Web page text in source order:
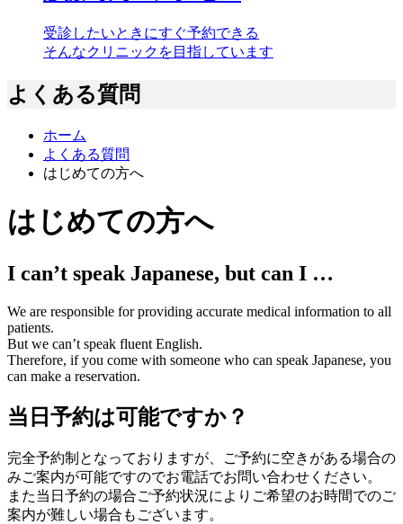
受診したいときにすぐ予約できる
そんなクリニックを目指しています
よくある質問
ホーム
よくある質問
はじめての方へ
はじめての方へ
I can’t speak Japanese, but can I …
We are responsible for providing accurate medical information to all
patients.
But we can’t speak fluent English.
Therefore, if you come with someone who can speak Japanese, you
can make a reservation.
当日予約は可能ですか？
完全予約制となっておりますが、ご予約に空きがある場合の
みご案内が可能ですのでお電話でお問い合わせください。
また当日予約の場合ご予約状況によりご希望のお時間でのご
案内が難しい場合もございます。